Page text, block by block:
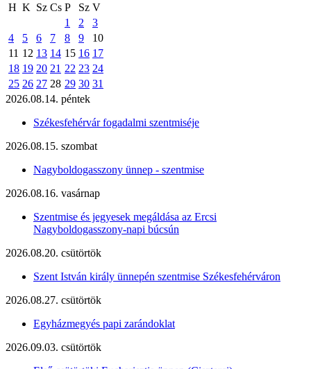
H K Sz Cs P Sz V
1
2
3
4
5 6 7 8 9
10
11 12 13 14 15 16 17
18 19 20 21 22 23 24
25 26 27 28 29 30 31
2026.08.14. péntek
Székesfehérvár fogadalmi szentmiséje
2026.08.15. szombat
Nagyboldogasszony ünnep - szentmise
2026.08.16. vasárnap
Szentmise és jegyesek megáldása az Ercsi
Nagyboldogasszony-napi búcsún
2026.08.20. csütörtök
Szent István király ünnepén szentmise Székesfehérváron
2026.08.27. csütörtök
Egyházmegyés papi zarándoklat
2026.09.03. csütörtök